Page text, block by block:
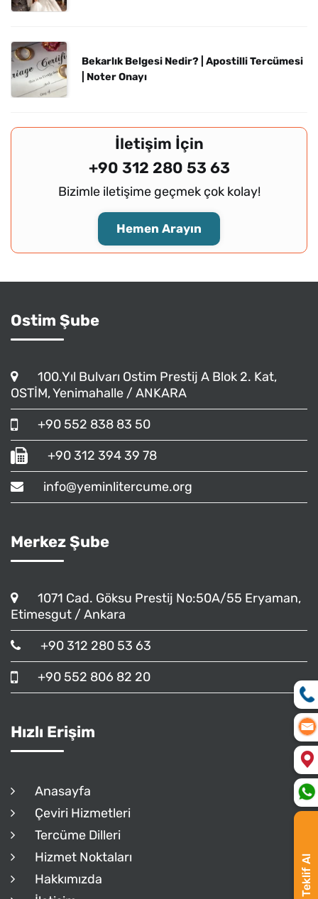
Bekarlık Belgesi Nedir? | Apostilli Tercümesi
| Noter Onayı
İletişim İçin
+90 312 280 53 63
Bizimle iletişime geçmek çok kolay!
Hemen Arayın
Ostim Şube
100.Yıl Bulvarı Ostim Prestij A Blok 2. Kat,
OSTİM, Yenimahalle / ANKARA
+90 552 838 83 50
+90 312 394 39 78
info@yeminlitercume.org
Merkez Şube
1071 Cad. Göksu Prestij No:50A/55 Eryaman,
Etimesgut / Ankara
+90 312 280 53 63
+90 552 806 82 20
Hızlı Erişim
Anasayfa
Çeviri Hizmetleri
Tercüme Dilleri
Hizmet Noktaları
Hakkımızda
Teklif Al